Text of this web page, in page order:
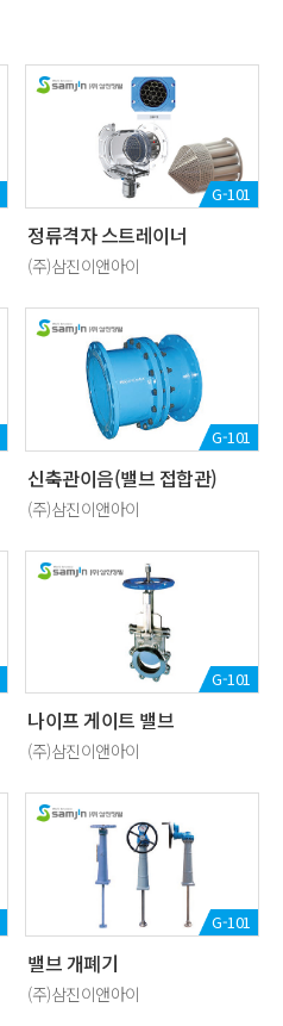
G-101
정류격자 스트레이너
(주)삼진이앤아이
G-101
신축관이음(밸브 접합관)
(주)삼진이앤아이
G-101
나이프 게이트 밸브
(주)삼진이앤아이
G-101
밸브 개폐기
(주)삼진이앤아이